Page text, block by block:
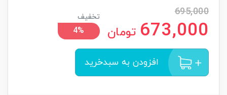
695,000
673,000 تومان
تخفیف
4%
افزودن به سبدخرید